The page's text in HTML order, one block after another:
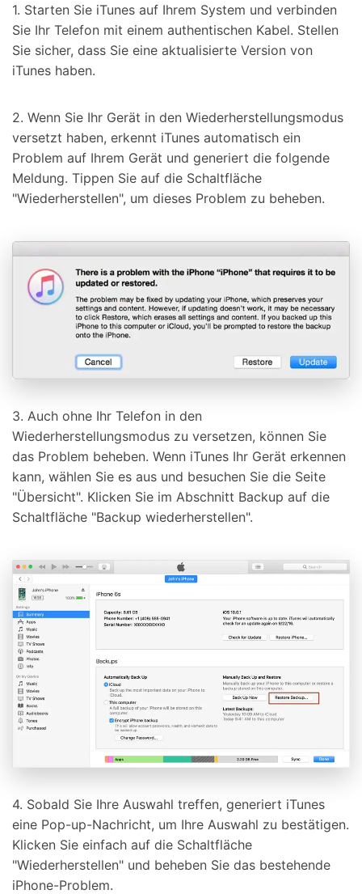
1. Starten Sie iTunes auf Ihrem System und verbinden
Sie Ihr Telefon mit einem authentischen Kabel. Stellen
Sie sicher, dass Sie eine aktualisierte Version von
iTunes haben.
2. Wenn Sie Ihr Gerät in den Wiederherstellungsmodus
versetzt haben, erkennt iTunes automatisch ein
Problem auf Ihrem Gerät und generiert die folgende
Meldung. Tippen Sie auf die Schaltfläche
"Wiederherstellen", um dieses Problem zu beheben.
3. Auch ohne Ihr Telefon in den
Wiederherstellungsmodus zu versetzen, können Sie
das Problem beheben. Wenn iTunes Ihr Gerät erkennen
kann, wählen Sie es aus und besuchen Sie die Seite
"Übersicht". Klicken Sie im Abschnitt Backup auf die
Schaltfläche "Backup wiederherstellen".
4. Sobald Sie Ihre Auswahl treffen, generiert iTunes
eine Pop-up-Nachricht, um Ihre Auswahl zu bestätigen.
Klicken Sie einfach auf die Schaltfläche
"Wiederherstellen" und beheben Sie das bestehende
iPhone-Problem.